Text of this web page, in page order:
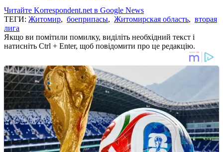
Читайте Korrespondent.net в Google News
ТЕГИ: Житомир, боеприпасы, Житомирская область, вторая
лига
Якщо ви помітили помилку, виділіть необхідний текст і
натисніть Ctrl + Enter, щоб повідомити про це редакцію.